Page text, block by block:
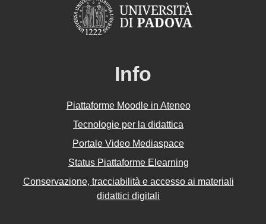
Info
Piattaforme Moodle in Ateneo
Tecnologie per la didattica
Portale Video Mediaspace
Status Piattaforme Elearning
Conservazione, tracciabilità e accesso ai materiali
didattici digitali